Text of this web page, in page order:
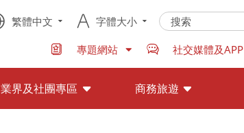
繁體中文 字體大小
專題網站 社交媒體及APP
業界及社團專區 商務旅遊